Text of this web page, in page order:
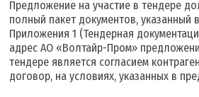
Предложение на участие в тендере
полный пакет документов, указанный в
Приложения 1 (Тендерная
адрес АО «Волтайр-Пром»
тендере является согласием
договор, на условиях, указанных в